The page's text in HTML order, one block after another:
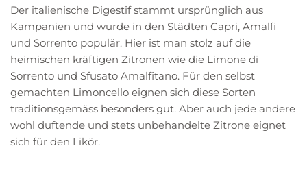
Der italienische Digestif stammt ursprünglich aus
Kampanien und wurde in den Städten Capri, Amalfi
und Sorrento populär. Hier ist man stolz auf die
heimischen kräftigen Zitronen wie die Limone di
Sorrento und Sfusato Amalfitano. Für den selbst
gemachten Limoncello eignen sich diese Sorten
traditionsgemäss besonders gut. Aber auch jede andere
wohl duftende und stets unbehandelte Zitrone eignet
sich für den Likör.